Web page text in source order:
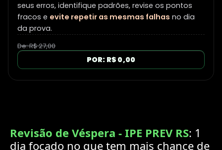
seus erros, identifique padrões, revise os pontos
fracos e evite repetir as mesmas falhas no dia
da prova.
De: R$ 27,00
POR: R$ 0,00
Revisão de Véspera - IPE PREV RS: 1
dia focado no que tem mais chance de